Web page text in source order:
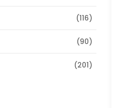
(116)
(90)
(201)